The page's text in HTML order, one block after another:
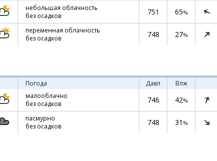
небольшая облачность
без осадков
751 65%
переменная облачность
без осадков
748 27%
Погода Давл Влж
малооблачно
без осадков
746 42%
пасмурно
без осадков
748 31 %